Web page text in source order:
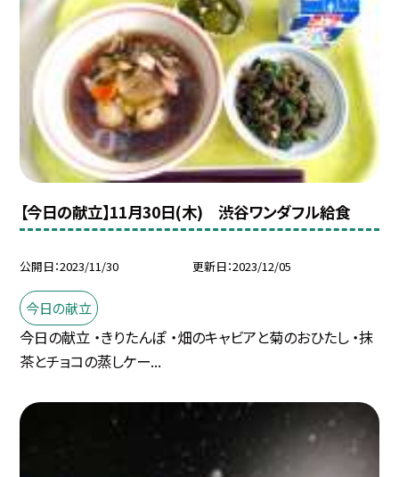
【今日の献立】11月30日(木) 渋谷ワンダフル給食
公開日 2023/11/30 更新日 2023/12/05
今日の献立
今日の献立 ・きりたんぽ ・畑のキャビアと菊のおひたし ・抹
茶とチョコの蒸しケー...